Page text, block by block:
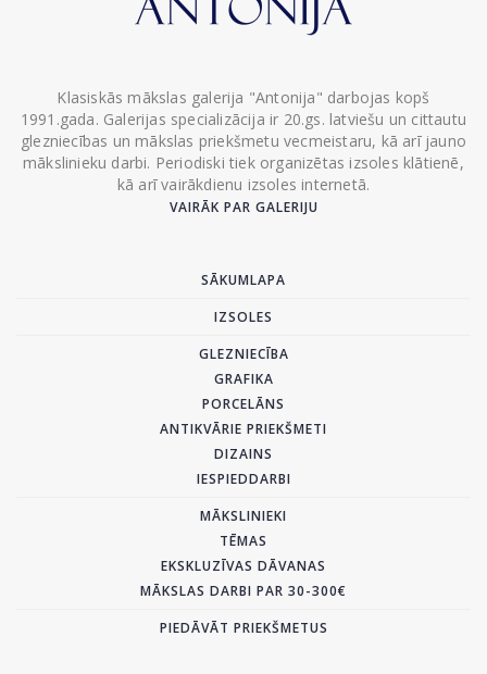
Klasiskās mākslas galerija "Antonija" darbojas kopš
1991.gada. Galerijas specializācija ir 20.gs. latviešu un cittautu
glezniecības un mākslas priekšmetu vecmeistaru, kā arī jauno
mākslinieku darbi. Periodiski tiek organizētas izsoles klātienē,
kā arī vairākdienu izsoles internetā.
VAIRĀK PAR GALERIJU
SĀKUMLAPA
IZSOLES
GLEZNIECĪBA
GRAFIKA
PORCELĀNS
ANTIKVĀRIE PRIEKŠMETI
DIZAINS
IESPIEDDARBI
MĀKSLINIEKI
TĒMAS
EKSKLUZĪVAS DĀVANAS
MĀKSLAS DARBI PAR 30-300€
PIEDĀVĀT PRIEKŠMETUS